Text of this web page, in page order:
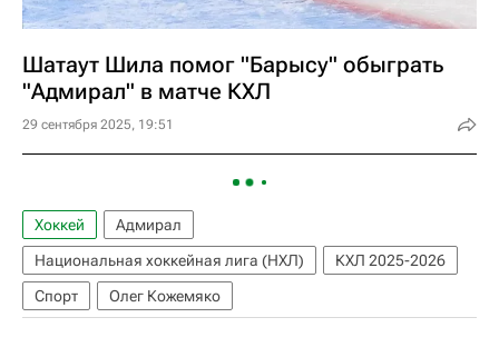
Шатаут Шила помог "Барысу" обыграть
"Адмирал" в матче КХЛ
29 сентября 2025, 19:51
Хоккей
Адмирал
Национальная хоккейная лига (НХЛ)
КХЛ 2025-2026
Спорт
Олег Кожемяко